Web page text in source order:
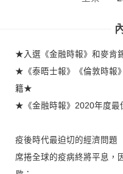
★入選《金融時報》和麥肯
★《泰晤士報》《倫敦時報
籍★
★《金融時報》2020年度
疫後時代最迫切的經濟問題
席捲全球的疫病終將平息，